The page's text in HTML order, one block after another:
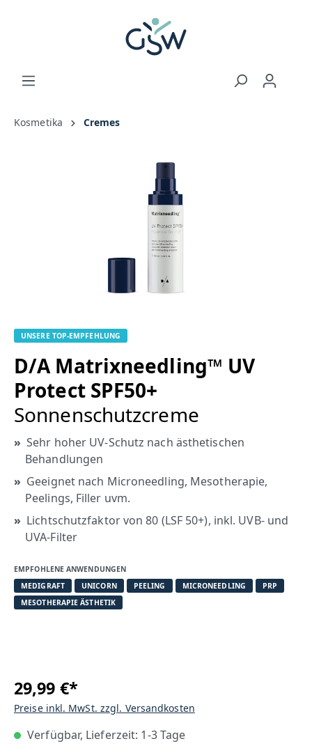
Kosmetika Cremes
UNSERE TOP-EMPFEHLUNG
D/A Matrixneedling™ UV
Protect SPF50+
Sonnenschutzcreme
Sehr hoher UV-Schutz nach ästhetischen
Behandlungen
Geeignet nach Microneedling, Mesotherapie,
Peelings, Filler uvm.
Lichtschutzfaktor von 80 (LSF 50+), inkl. UVB- und
UVA-Filter
EMPFOHLENE ANWENDUNGEN
MEDIGRAFT
UNICORN PEELING MICRONEEDLING
PRP
MESOTHERAPIE ÄSTHETIK
29,99 €*
Preise inkl. MwSt. zzgl. Versandkosten
Verfügbar, Lieferzeit: 1-3 Tage